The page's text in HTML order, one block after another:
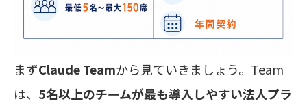
まずClaude Teamから見ていきましょう。Team
は、 5名以上のチームが最も導入しやすい法人プラ